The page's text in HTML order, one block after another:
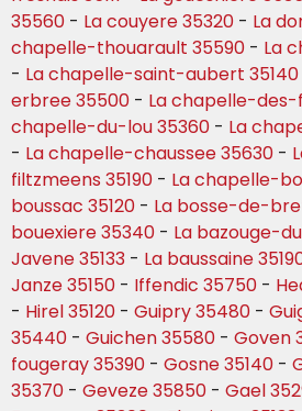
35560 - La couyere 35320 - La
chapelle-thouarault 35590 - La
- La chapelle-saint-aubert 35140
erbree 35500 - La chapelle-
chapelle-du-lou 35360 - La
- La chapelle-chaussee 35630 -
filtzmeens 35190 - La chapelle-
boussac 35120 - La bosse-de-
bouexiere 35340 - La bazouge-
Javene 35133 - La baussaine
Janze 35150 - Iffendic 35750 -
- Hirel 35120 - Guipry 35480 -
35440 - Guichen 35580 - Goven
fougeray 35390 - Gosne 35140 -
35370 - Geveze 35850 - Gael